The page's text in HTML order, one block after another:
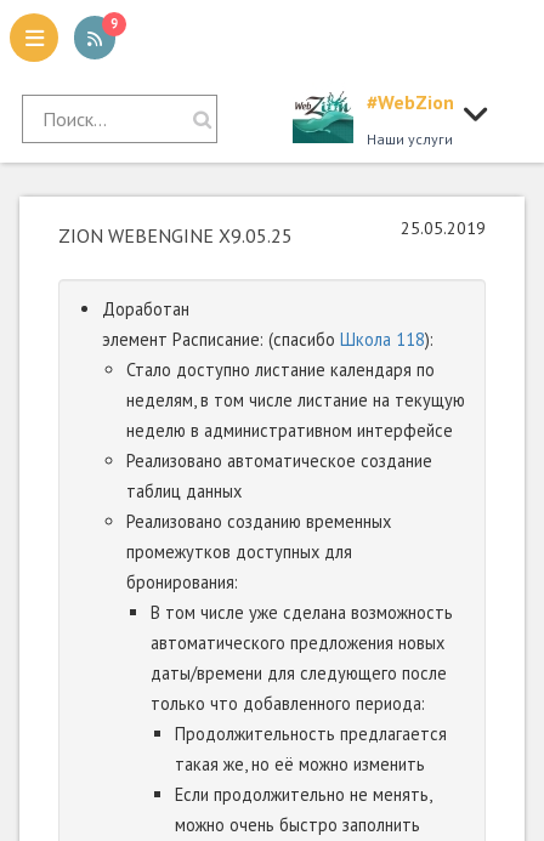
9
#WebZion
Наши услуги
ZION WEBENGINE X9.05.25 25.05.2019
Доработан
элемент Расписание: (спасибо Школа 118):
Стало доступно листание календаря по
неделям, в том числе листание на текущую
неделю в административном интерфейсе
Реализовано автоматическое создание
таблиц данных
Реализовано созданию временных
промежутков доступных для
бронирования:
В том числе уже сделана возможность
автоматического предложения новых
даты/времени для следующего после
только что добавленного периода:
Продолжительность предлагается
такая же, но её можно изменить
Если продолжительно не менять,
можно очень быстро заполнить